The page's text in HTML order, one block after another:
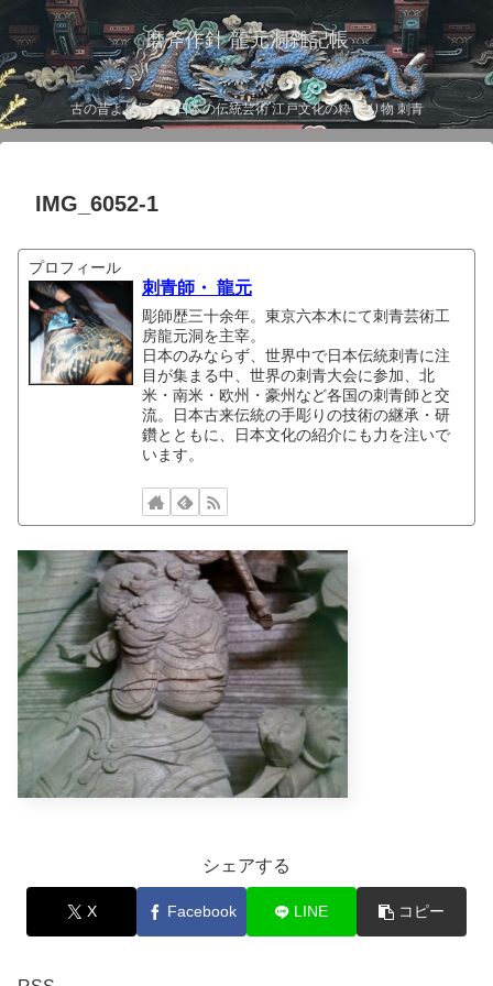
磨斧作針 龍元洞雑記帳
古の昔より伝わる日本の伝統芸術 江戸文化の粋 彫り物 刺青
IMG_6052-1
プロフィール
刺青師・ 龍元
彫師歴三十余年。東京六本木にて刺青芸術工
房龍元洞を主宰。
日本のみならず、世界中で日本伝統刺青に注
目が集まる中、世界の刺青大会に参加、北
米・南米・欧州・豪州など各国の刺青師と交
流。日本古来伝統の手彫りの技術の継承・研
鑽とともに、日本文化の紹介にも力を注いで
います。
シェアする
X Facebook LINE コピー